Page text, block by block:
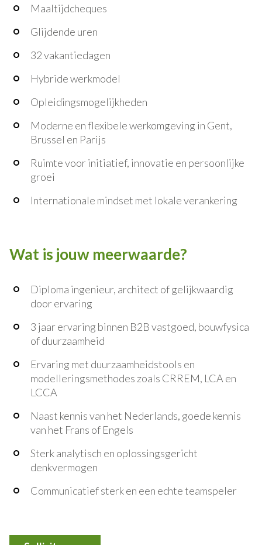
Maaltijdcheques
Glijdende uren
32 vakantiedagen
Hybride werkmodel
Opleidingsmogelijkheden
Moderne en flexibele werkomgeving in Gent,
Brussel en Parijs
Ruimte voor initiatief, innovatie en persoonlijke
groei
Internationale mindset met lokale verankering
Wat is jouw meerwaarde?
Diploma ingenieur, architect of gelijkwaardig
door ervaring
3 jaar ervaring binnen B2B vastgoed, bouwfysica
of duurzaamheid
Ervaring met duurzaamheidstools en
modelleringsmethodes zoals CRREM, LCA en
LCCA
Naast kennis van het Nederlands, goede kennis
van het Frans of Engels
Sterk analytisch en oplossingsgericht
denkvermogen
Communicatief sterk en een echte teamspeler